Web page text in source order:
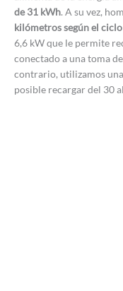
de 31 kWh. A su vez,
kilómetros según el
6,6 kW que le permite
conectado a una toma
contrario, utilizamos
posible recargar del 30